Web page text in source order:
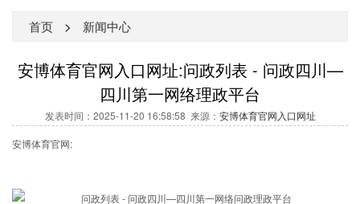
首页 > 新闻中心
安博体育官网入口网址:问政列表 - 问政四川—
四川第一网络理政平台
发表时间：2025-11-20 16:58:58 来源： 安博体育官网入口网址
安博体育官网: